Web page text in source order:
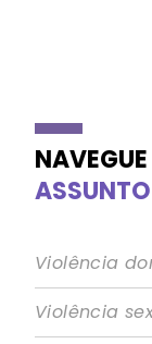
ASSUNTO
Violência
Violência